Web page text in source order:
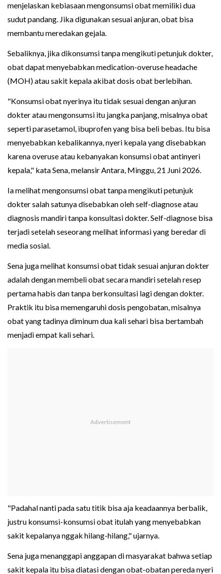
menjelaskan kebiasaan mengonsumsi obat memiliki dua
sudut pandang. Jika digunakan sesuai anjuran, obat bisa
membantu meredakan gejala.
Sebaliknya, jika dikonsumsi tanpa mengikuti petunjuk dokter,
obat dapat menyebabkan medication-overuse headache
(MOH) atau sakit kepala akibat dosis obat berlebihan.
"Konsumsi obat nyerinya itu tidak sesuai dengan anjuran
dokter atau mengonsumsi itu jangka panjang, misalnya obat
seperti parasetamol, ibuprofen yang bisa beli bebas. Itu bisa
menyebabkan kebalikannya, nyeri kepala yang disebabkan
karena overuse atau kebanyakan konsumsi obat antinyeri
kepala," kata Sena, melansir Antara, Minggu, 21 Juni 2026.
Ia melihat mengonsumsi obat tanpa mengikuti petunjuk
dokter salah satunya disebabkan oleh self-diagnose atau
diagnosis mandiri tanpa konsultasi dokter. Self-diagnose bisa
terjadi setelah seseorang melihat informasi yang beredar di
media sosial.
Sena juga melihat konsumsi obat tidak sesuai anjuran dokter
adalah dengan membeli obat secara mandiri setelah resep
pertama habis dan tanpa berkonsultasi lagi dengan dokter.
Praktik itu bisa memengaruhi dosis pengobatan, misalnya
obat yang tadinya diminum dua kali sehari bisa bertambah
menjadi empat kali sehari.
"Padahal nanti pada satu titik bisa aja keadaannya berbalik,
justru konsumsi-konsumsi obat itulah yang menyebabkan
sakit kepalanya nggak hilang-hilang," ujarnya.
Sena juga menanggapi anggapan di masyarakat bahwa setiap
sakit kepala itu bisa diatasi dengan obat-obatan pereda nyeri